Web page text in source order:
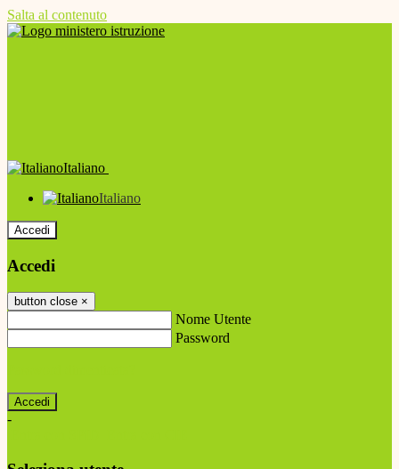
Salta al contenuto
Italiano
Italiano
Accedi
Accedi
button close ×
Nome Utente
Password
-